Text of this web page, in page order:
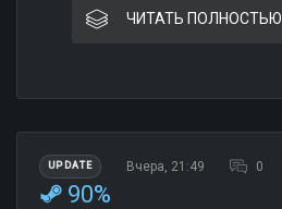
ЧИТАТЬ ПОЛНОСТЬЮ
UPDATE Вчера, 21:49 0
90%